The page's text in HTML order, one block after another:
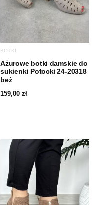
BOTKI
Ażurowe botki damskie do
sukienki Potocki 24-20318
beż
159,00 zł